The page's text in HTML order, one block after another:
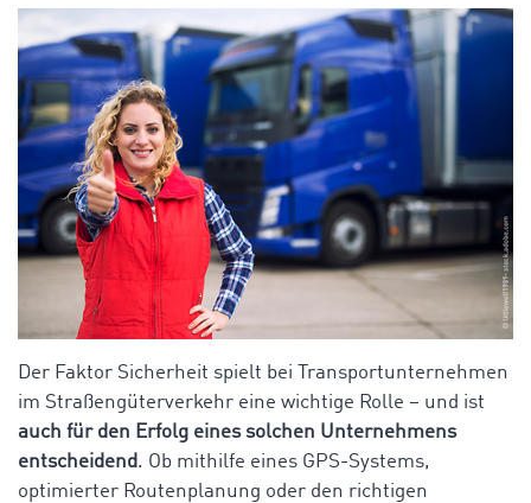
Der Faktor Sicherheit spielt bei Transportunternehmen
im Straßengüterverkehr eine wichtige Rolle – und ist
auch für den Erfolg eines solchen Unternehmens
entscheidend. Ob mithilfe eines GPS-Systems,
optimierter Routenplanung oder den richtigen